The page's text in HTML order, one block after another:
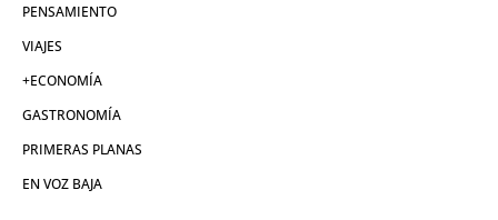
PENSAMIENTO
VIAJES
+ECONOMÍA
GASTRONOMÍA
PRIMERAS PLANAS
EN VOZ BAJA